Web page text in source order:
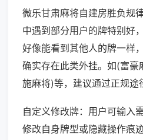
微乐甘肃麻将自建房胜负规
中遇到部分用户的牌特别好
好像能看到其他人的牌一样
确实存在此类外挂。如(富豪
施麻将)等，建议通过正规途
自定义修改牌：用户可输入
修改自身牌型或隐藏操作痕